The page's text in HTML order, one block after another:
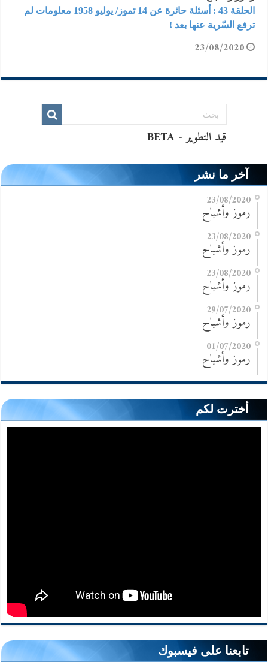
الحلقة 43 : أسئلة حائرة عن 14 تموز/ يوليو 1958 معلومات لم
ترفع السّرية عنها بعد !
23/08/2020
آخر ما نشر
23/08/2020
رموز وأشباح
23/08/2020
رموز وأشباح
23/08/2020
رموز وأشباح
29/07/2020
رموز وأشباح
01/07/2020
رموز وأشباح
أخترت لكم
تابعنا على فيسبوك